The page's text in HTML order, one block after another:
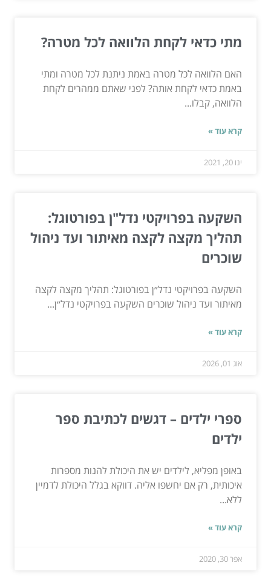
מתי כדאי לקחת הלוואה לכל מטרה?
האם הלוואה לכל מטרה באמת ניתנת לכל מטרה ומתי
באמת כדאי לקחת אותה? לפני שאתם ממהרים לקחת
הלוואה, קבלו...
קרא עוד »
ינו 20, 2021
השקעה בפרויקטי נדל"ן בפורטוגל:
תהליך מקצה לקצה מאיתור ועד ניהול
שוכרים
השקעה בפרויקטי נדל״ן בפורטוגל: תהליך מקצה לקצה
מאיתור ועד ניהול שוכרים השקעה בפרויקטי נדל״ן...
קרא עוד »
אוג 01, 2026
ספרי ילדים – דגשים לכתיבת ספר
ילדים
באופן מפליא, לילדים יש את היכולת להנות מספרות
איכותית, רק אם יחשפו אליה. דווקא בגלל היכולת לדמיין
ללא...
קרא עוד »
אפר 30, 2020